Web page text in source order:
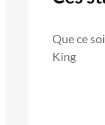
Que ce
King